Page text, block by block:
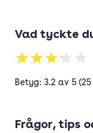
Vad tyckte
Betyg: 3.2 av 5
Frågor, tips